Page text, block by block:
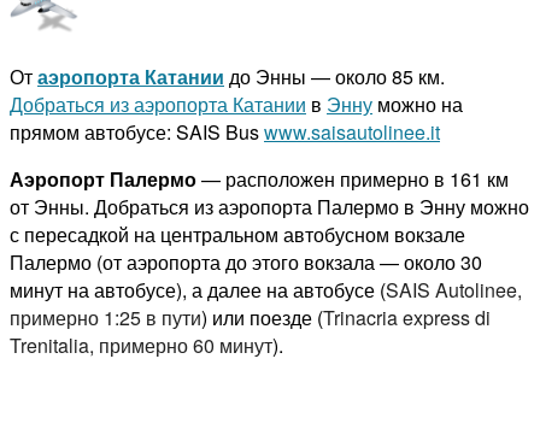
Отаэропорта Катании до Энны — около 85 км.
Добраться из аэропорта Катании в Энну можно на
прямом автобусе: SAIS Buswww.saisautolinee.it
Аэропорт Палермо— расположен примерно в 161 км
от Энны. Добраться из аэропорта Палермо в Энну можно
с пересадкой на центральном автобусном вокзале
Палермо (от аэропорта до этого вокзала — около 30
минут на автобусе), а далее на автобусе (SAIS Autolinee,
примерно 1:25 в пути) или поезде (Trinacria express di
Trenitalia, примерно 60 минут).